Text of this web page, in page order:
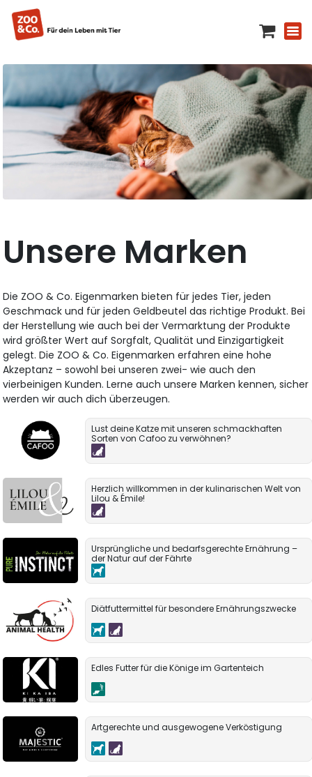
Unsere Marken
Die ZOO & Co. Eigenmarken bieten für jedes Tier, jeden
Geschmack und für jeden Geldbeutel das richtige Produkt. Bei
der Herstellung wie auch bei der Vermarktung der Produkte
wird größter Wert auf Sorgfalt, Qualität und Einzigartigkeit
gelegt. Die ZOO & Co. Eigenmarken erfahren eine hohe
Akzeptanz – sowohl bei unseren zwei- wie auch den
vierbeinigen Kunden. Lerne auch unsere Marken kennen, sicher
werden wir auch dich überzeugen.
Lust deine Katze mit unseren schmackhaften
Sorten von Cafoo zu verwöhnen?
Herzlich willkommen in der kulinarischen Welt von
Lilou & Émile!
Ursprüngliche und bedarfsgerechte Ernährung –
der Natur auf der Fährte
Diätfuttermittel für besondere Ernährungszwecke
Edles Futter für die Könige im Gartenteich
Artgerechte und ausgewogene Verköstigung